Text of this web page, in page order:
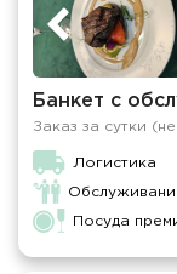
Банкет с
Заказ за сутки
Логистика
Посуда